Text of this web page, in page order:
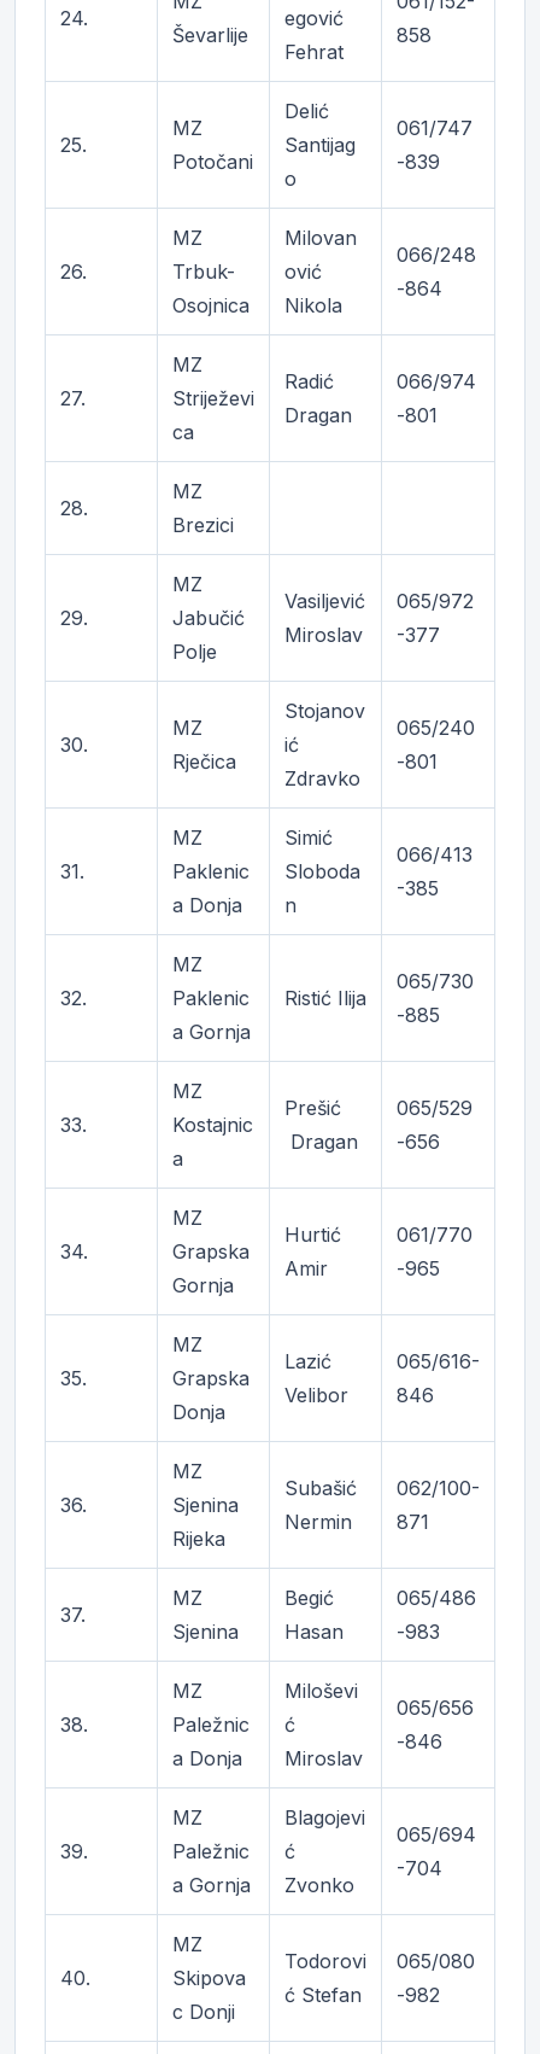
24.
Ševarlije
egović
Fehrat
858
25.
MZ
Potočani
Delić
Santijag
o
061/747
-839
26.
MZ
Trbuk-
Osojnica
Milovan
ović
Nikola
066/248
-864
27.
MZ
Striježevi
ca
Radić
Dragan
066/974
-801
28.
MZ
Brezici
29.
MZ
Jabučić
Polje
Vasiljević
Miroslav
065/972
-377
30.
MZ
Rječica
Stojanov
ić
Zdravko
065/240
-801
31.
MZ
Paklenic
a Donja
Simić
Sloboda
n
066/413
-385
32.
MZ
Paklenic
a Gornja
Ristić Ilija
065/730
-885
33.
MZ
Kostajnic
a
Prešić
Dragan
065/529
-656
34.
MZ
Grapska
Gornja
Hurtić
Amir
061/770
-965
35.
MZ
Grapska
Donja
Lazić
Velibor
065/616-
846
36.
MZ
Sjenina
Rijeka
Subašić
Nermin
062/100-
871
37.
MZ
Sjenina
Begić
Hasan
065/486
-983
38.
MZ
Paležnic
a Donja
Miloševi
ć
Miroslav
065/656
-846
39.
MZ
Paležnic
a Gornja
Blagojevi
ć
Zvonko
065/694
-704
40.
MZ
Skipova
c Donji
Todorovi
ć Stefan
065/080
-982